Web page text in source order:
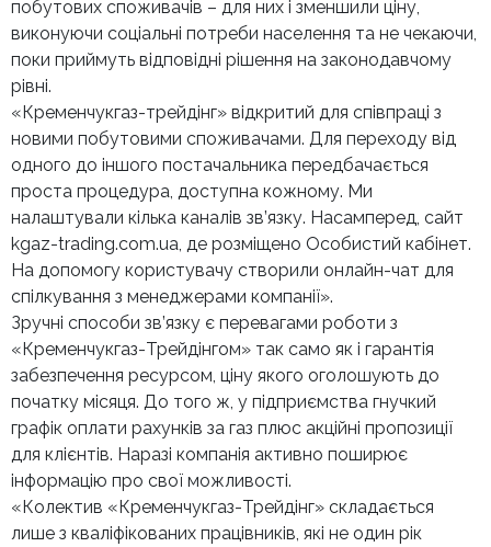
побутових споживачів – для них і зменшили ціну,
виконуючи соціальні потреби населення та не чекаючи,
поки приймуть відповідні рішення на законодавчому
рівні.
«Кременчукгаз-трейдінг» відкритий для співпраці з
новими побутовими споживачами. Для переходу від
одного до іншого постачальника передбачається
проста процедура, доступна кожному. Ми
налаштували кілька каналів зв’язку. Насамперед, сайт
kgaz-trading.com.ua, де розміщено Особистий кабінет.
На допомогу користувачу створили онлайн-чат для
спілкування з менеджерами компанії».
Зручні способи зв’язку є перевагами роботи з
«Кременчукгаз-Трейдінгом» так само як і гарантія
забезпечення ресурсом, ціну якого оголошують до
початку місяця. До того ж, у підприємства гнучкий
графік оплати рахунків за газ плюс акційні пропозиції
для клієнтів. Наразі компанія активно поширює
інформацію про свої можливості.
«Колектив «Кременчукгаз-Трейдінг» складається
лише з кваліфікованих працівників, які не один рік